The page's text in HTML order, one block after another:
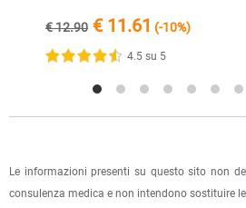
03.08.2026
il prodotto è ben
2 recensioni verificate
direttamente nel punto vendita di
Per scegliere questa possibilità,
negozio" al momento della
spedizione, in questo modo non ti
La spedizione è accompagnata
oppure dalla fattura se richiesta
I dati per il pagamento saranno
€ 12.90 € 11.61 (-10%)
4.5 su 5
Le informazioni presenti su questo sito non
consulenza medica e non intendono sostituire